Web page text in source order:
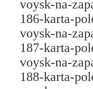
voysk-na-
186-karta-
voysk-na-
187-karta-
voysk-na-
188-karta-